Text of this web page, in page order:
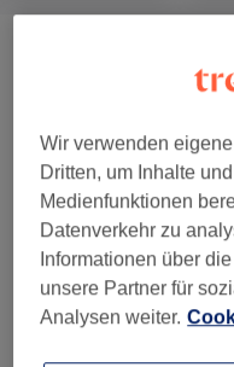
(
Unsere Arbeit
Bild anklicken für weitere
Wir verwenden
Dritten, um Inhalte
Medienfunktionen
Datenverkehr zu
Informationen über
unsere Partner für
Analysen weiter.